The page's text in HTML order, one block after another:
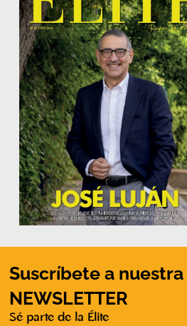
Suscríbete a nuestra
NEWSLETTER
Sé parte de la Élite